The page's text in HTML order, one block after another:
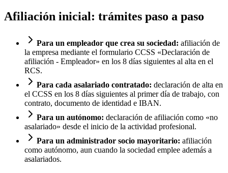
Afiliación inicial: trámites paso a paso
Para un empleador que crea su sociedad: afiliación de
la empresa mediante el formulario CCSS «Declaración de
afiliación - Empleador» en los 8 días siguientes al alta en el
RCS.
Para cada asalariado contratado: declaración de alta en
el CCSS en los 8 días siguientes al primer día de trabajo, con
contrato, documento de identidad e IBAN.
Para un autónomo: declaración de afiliación como «no
asalariado» desde el inicio de la actividad profesional.
Para un administrador socio mayoritario: afiliación
como autónomo, aun cuando la sociedad emplee además a
asalariados.